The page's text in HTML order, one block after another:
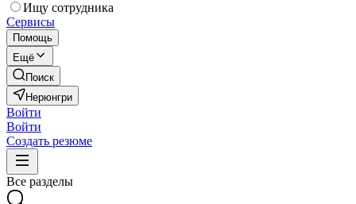
Ищу сотрудника
Сервисы
Помощь
Ещё
Поиск
Нерюнгри
Войти
Войти
Создать резюме
Все разделы